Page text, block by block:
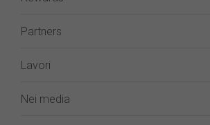
Partners
Lavori
Nei media